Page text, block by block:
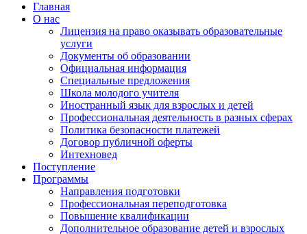
Главная
О нас
Лицензия на право оказывать образовательные
услуги
Документы об образовании
Официальная информация
Специальные предложения
Школа молодого учителя
Иностранный язык для взрослых и детей
Профессиональная деятельность в разных сферах
Политика безопасности платежей
Договор публичной оферты
Интехновед
Поступление
Программы
Направления подготовки
Профессиональная переподготовка
Повышение квалификации
Дополнительное образование детей и взрослых